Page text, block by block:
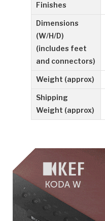
Finishes
Dimensions
(W/H/D)
(includes feet
and connectors)
Weight (approx)
Shipping
Weight (approx)